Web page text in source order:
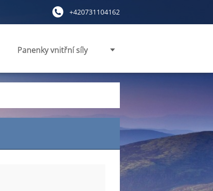
+420731104162
Panenky vnitřní síly